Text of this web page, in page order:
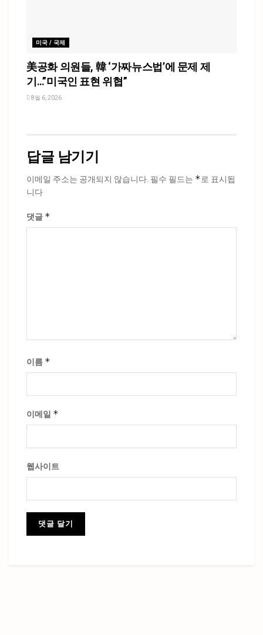
미국 / 국제
美공화 의원들, 韓 ‘가짜뉴스법’에 문제 제
기…”미국인 표현 위협”
8월 6, 2026
답글 남기기
이메일 주소는 공개되지 않습니다. 필수 필드는 *로 표시됩
니다
댓글 *
이름 *
이메일 *
웹사이트